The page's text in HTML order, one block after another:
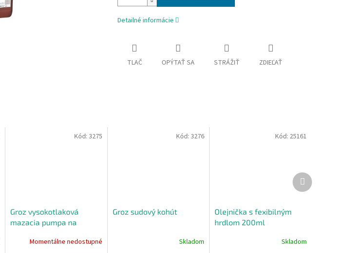
Detailné informácie
TLAČ OPÝTAŤ SA STRÁŽIŤ ZDIEĽAŤ
Groz vysokotlaková
mazacia pumpa na
Momentálne nedostupné
Kód: 3275
Groz sudový kohút
Skladom
Kód:3276
Olejnička s fexibilným
hrdlom 200ml
Skladom
Kód: 25161
Ďalší
produkt